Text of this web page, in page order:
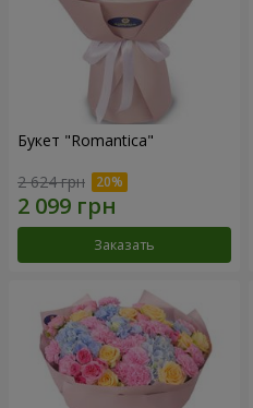
Букет "Romantica"
2 624 грн
Заказать